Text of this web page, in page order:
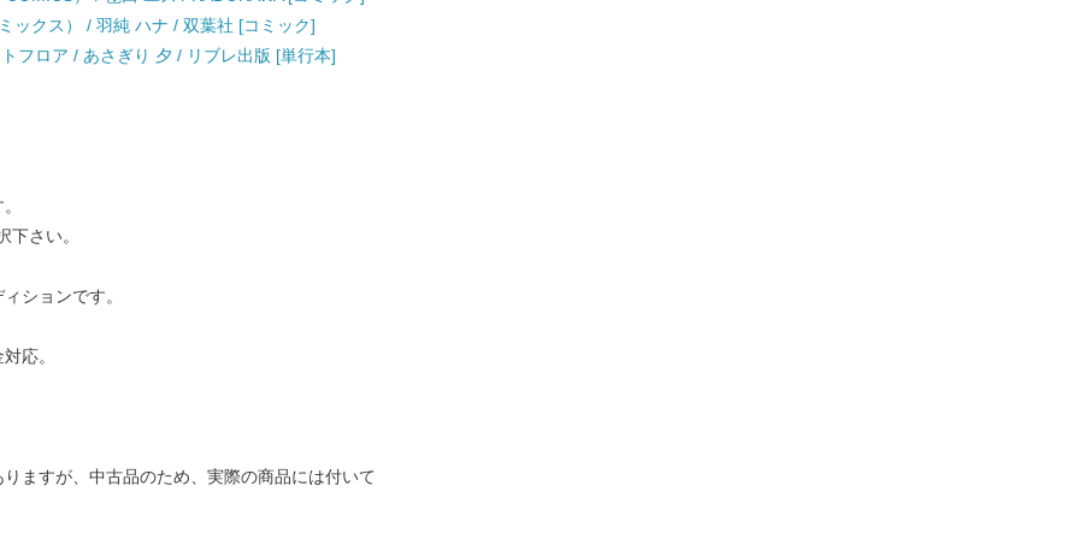
ックス） / 羽純 ハナ / 双葉社 [コミック]
フロア / あさぎり 夕 / リブレ出版 [単行本]
さい。
ションです。
応。
ますが、中古品のため、実際の商品には付いて